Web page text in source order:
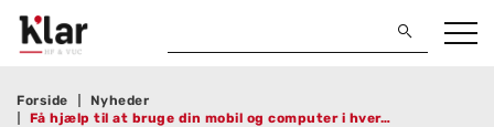
Forside
Nyheder
Få hjælp til at bruge din mobil og computer i hver…